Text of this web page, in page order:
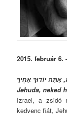
2015. február
אַתָּה יוֹדוּךָ אַחֶיךָ
Jehuda, neked
Izrael, a zsidó
kedvenc fiát,